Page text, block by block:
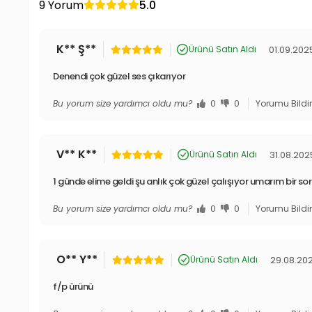
9 Yorum 5.0
K** Ş** Ürünü Satın Aldı
Denendi çok güzel ses çıkarıyor
Bu yorum size yardımcı oldu mu? 0 0 Yorumu Bildir
V** K** Ürünü Satın Aldı
1 günde elime geldi şu anlık çok güzel çalışıyor umarım bir
Bu yorum size yardımcı oldu mu? 0 0 Yorumu Bildir
O** Y** Ürünü Satın Aldı
f/p ürünü